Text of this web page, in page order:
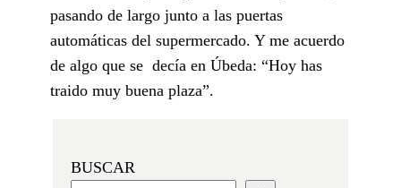
pasando de largo junto a las puertas
automáticas del supermercado. Y me acuerdo
de algo que se decía en Úbeda: “Hoy has
traido muy buena plaza”.
BUSCAR